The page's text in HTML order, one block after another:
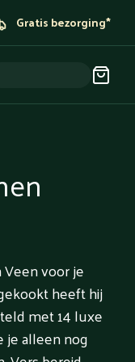
Gratis bezorging*
voor je
heeft hij
met 14 luxe
je alleen nog